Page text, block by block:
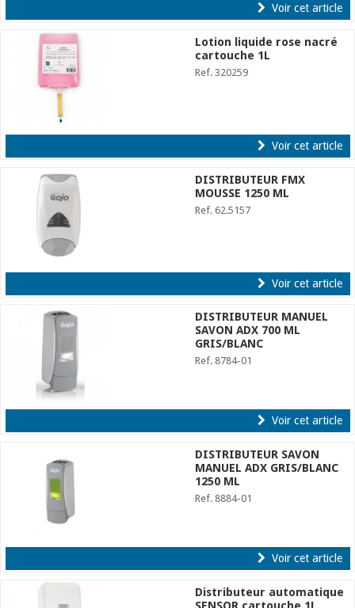
Voir cet article
Lotion liquide rose nacré
cartouche 1L
Ref. 320259
Voir cet article
DISTRIBUTEUR FMX
MOUSSE 1250 ML
Ref. 62.5157
Voir cet article
DISTRIBUTEUR MANUEL
SAVON ADX 700 ML
GRIS/BLANC
Ref. 8784-01
Voir cet article
DISTRIBUTEUR SAVON
MANUEL ADX GRIS/BLANC
1250 ML
Ref. 8884-01
Voir cet article
Distributeur automatique